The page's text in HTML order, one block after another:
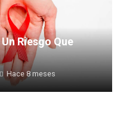
Riesgo Que
Hace 8 meses